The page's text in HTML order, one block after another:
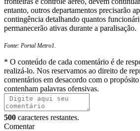
entanto, outros departamentos precisarão
contingência detalhando quantos
permanecerão ativas durante a paralisação.
Fonte: Portal Metro1.
* O conteúdo de cada comentário é de
realizá-lo. Nos reservamos ao direito de
comentários em desacordo com o
contenham palavras ofensivas.
500 caracteres restantes.
Comentar